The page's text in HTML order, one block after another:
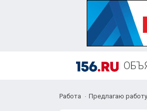
Работа Предлагаю работу